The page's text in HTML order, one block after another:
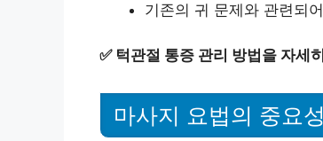
기존의 귀 문제와 관련되
✅ 턱관절 통증 관리 방법을 자세
마사지 요법의 중요성